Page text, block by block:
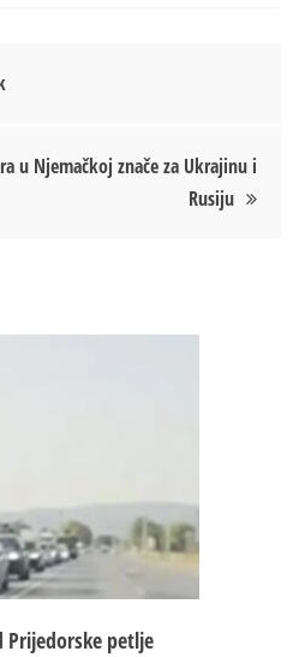
u Njemačkoj znače za Ukrajinu i
Rusiju
Prijedorske petlje